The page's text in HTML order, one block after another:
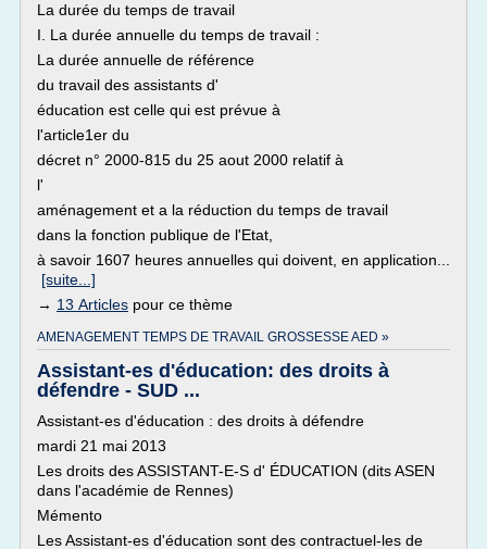
La durée du temps de travail
I. La durée annuelle du temps de travail :
La durée annuelle de référence
du travail des assistants d'
éducation est celle qui est prévue à
l'article1er du
décret n° 2000-815 du 25 aout 2000 relatif à
l'
aménagement et a la réduction du temps de travail
dans la fonction publique de l'Etat,
à savoir 1607 heures annuelles qui doivent, en application...
[suite...]
→ 13 Articles pour ce thème
AMENAGEMENT TEMPS DE TRAVAIL GROSSESSE AED »
Assistant-es d'éducation: des droits à
défendre - SUD ...
Assistant-es d'éducation : des droits à défendre
mardi 21 mai 2013
Les droits des ASSISTANT-E-S d' ÉDUCATION (dits ASEN
dans l'académie de Rennes)
Mémento
Les Assistant-es d'éducation sont des contractuel-les de